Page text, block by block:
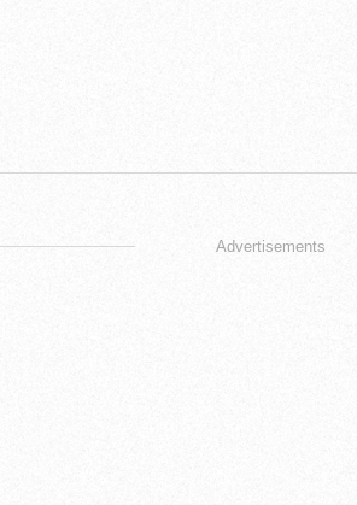
Advertisements